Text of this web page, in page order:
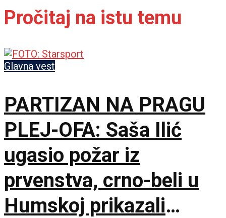
Pročitaj na istu temu
Glavna vest
PARTIZAN NA PRAGU
PLEJ-OFA: Saša Ilić
ugasio požar iz
prvenstva, crno-beli u
Humskoj prikazali